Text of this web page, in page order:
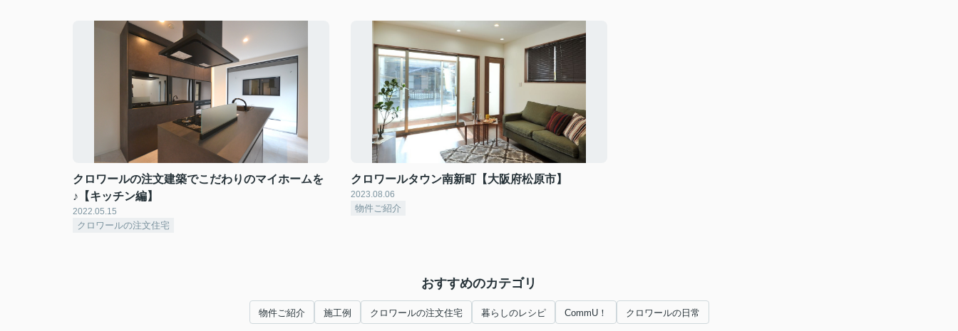
クロワールの注文建築でこだわりのマイホームを
♪【キッチン編】
2022.05.15
クロワールの注文住宅
クロワールタウン南新町【大阪府松原市】
2023.08.06
物件ご紹介
おすすめのカテゴリ
物件ご紹介 施工例 クロワールの注文住宅 暮らしのレシピ CommU！ クロワールの日常